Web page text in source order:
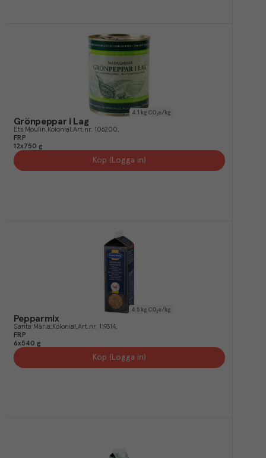
4.1 kg CO₂e/kg
Grönpeppar i Lag
Ets Moulin Kolonial Art.nr. 106200
FRP
12x750 g
Köp (Logga in)
4.5 kg CO₂e/kg
Pepparmix
Santa Maria Kolonial Art.nr. 119314
FRP
6x540 g
Köp (Logga in)